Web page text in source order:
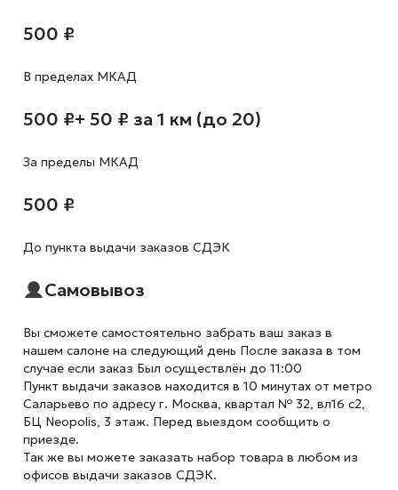
500 ₽
В пределах МКАД
500 ₽+ 50 ₽ за 1 км (до 20)
За пределы МКАД
500 ₽
До пункта выдачи заказов СДЭК
Самовывоз
Вы сможете самостоятельно забрать ваш заказ в
нашем салоне на следующий день После заказа в том
случае если заказ Был осуществлён до 11:00
Пункт выдачи заказов находится в 10 минутах от метро
Саларьево по адресу г. Москва, квартал № 32, вл16 с2,
БЦ Neopolis, 3 этаж. Перед выездом сообщить о
приезде.
Так же вы можете заказать набор товара в любом из
офисов выдачи заказов СДЭК.